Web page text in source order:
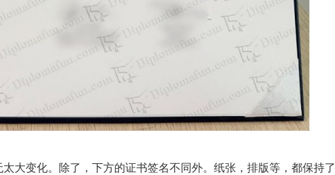
大变化。除了，下方的证书签名不同外。纸张，排版等，都保持